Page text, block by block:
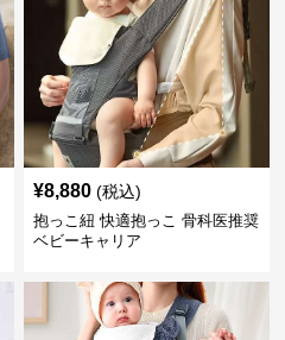
¥8,880 (税込)
抱っこ紐 快適抱っこ 骨科医推奨
ベビーキャリア